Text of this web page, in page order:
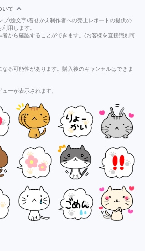
いて
プ/絵文字/着せかえ制作者への売上レポートの提供の
用します。
者から確認することができます。(お客様を直接識別可
る可能性があります。購入後のキャンセルはできま
ーが表示されます。